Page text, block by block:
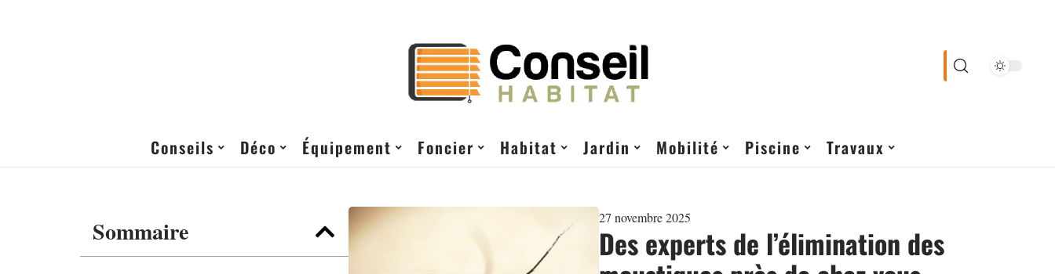
Conseils Déco Équipement Foncier Habitat Jardin Mobilité Piscine Travaux
Sommaire 27 novembre 2025
Des experts de l’élimination des